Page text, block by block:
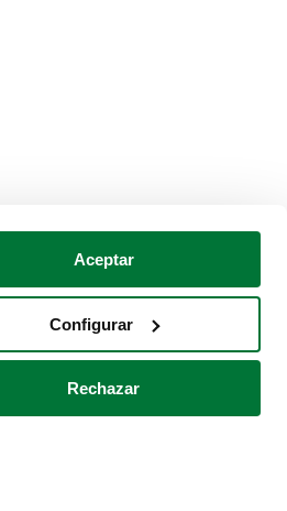
Aceptar
Configurar
Rechazar